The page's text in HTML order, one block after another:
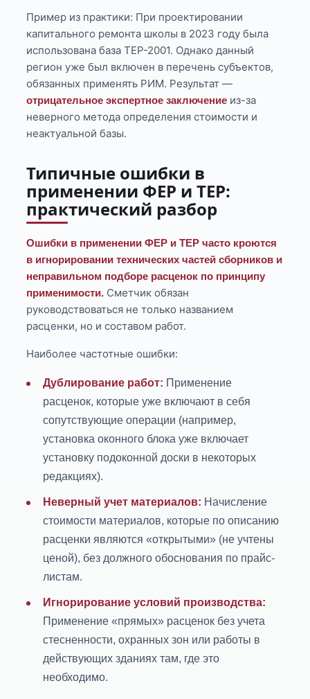
Пример из практики: При проектировании
капитального ремонта школы в 2023 году была
использована база ТЕР-2001. Однако данный
регион уже был включен в перечень субъектов,
обязанных применять РИМ. Результат —
отрицательное экспертное заключение из-за
неверного метода определения стоимости и
неактуальной базы.
Типичные ошибки в
применении ФЕР и ТЕР:
практический разбор
Ошибки в применении ФЕР и ТЕР часто кроются
в игнорировании технических частей сборников и
неправильном подборе расценок по принципу
применимости. Сметчик обязан
руководствоваться не только названием
расценки, но и составом работ.
Наиболее частотные ошибки:
Дублирование работ: Применение
расценок, которые уже включают в себя
сопутствующие операции (например,
установка оконного блока уже включает
установку подоконной доски в некоторых
редакциях).
Неверный учет материалов: Начисление
стоимости материалов, которые по описанию
расценки являются «открытыми» (не учтены
ценой), без должного обоснования по прайс-
листам.
Игнорирование условий производства:
Применение «прямых» расценок без учета
стесненности, охранных зон или работы в
действующих зданиях там, где это
необходимо.